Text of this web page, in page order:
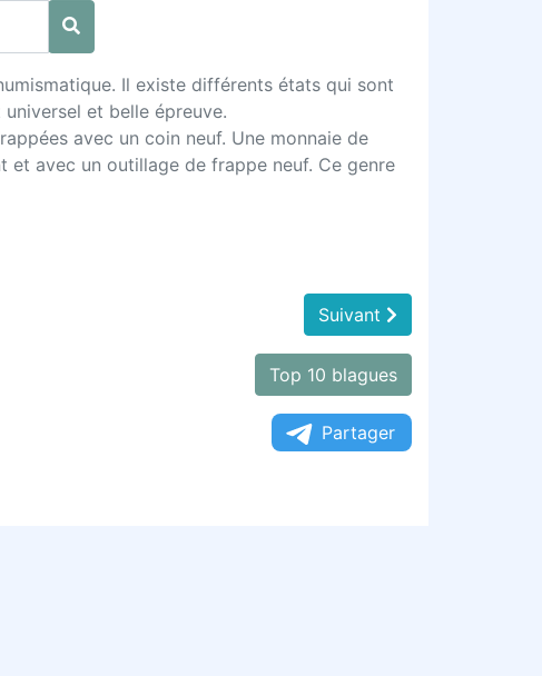
Il existe différents états qui sont
et belle épreuve.
avec un coin neuf. Une monnaie de
et avec un outillage de frappe neuf. Ce genre
Suivant
Top 10 blagues
Partager